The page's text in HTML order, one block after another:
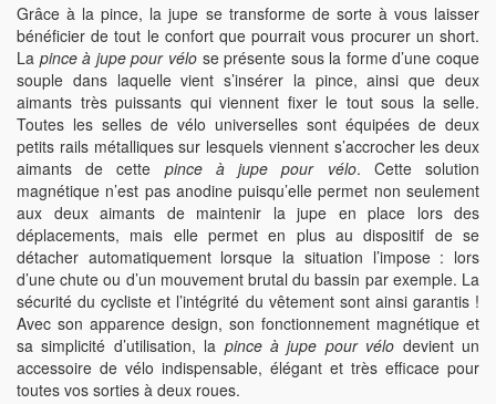
Grâce à la pince, la jupe se transforme de sorte à vous laisser
bénéficier de tout le confort que pourrait vous procurer un short.
La pince à jupe pour vélose présente sous la forme d’une coque
souple dans laquelle vient s’insérer la pince, ainsi que deux
aimants très puissants qui viennent fixer le tout sous la selle.
Toutes les selles de vélo universelles sont équipées de deux
petits rails métalliques sur lesquels viennent s’accrocher les deux
aimants de cette pince à jupe pour vélo. Cette solution
magnétique n’est pas anodine puisqu’elle permet non seulement
aux deux aimants de maintenir la jupe en place lors des
déplacements, mais elle permet en plus au dispositif de se
détacher automatiquement lorsque la situation l’impose : lors
d’une chute ou d’un mouvement brutal du bassin par exemple. La
sécurité du cycliste et l’intégrité du vêtement sont ainsi garantis !
Avec son apparence design, son fonctionnement magnétique et
sa simplicité d’utilisation, la pince à jupe pour vélo devient un
accessoire de vélo indispensable, élégant et très efficace pour
toutes vos sorties à deux roues.